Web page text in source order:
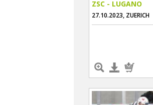
ZSC - LUGANO
27.10.2023, ZUERICH